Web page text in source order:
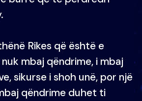
Rikes që është e
mbaj qëndrime, i mbaj
sikurse i shoh unë, por një
qëndrime duhet ti